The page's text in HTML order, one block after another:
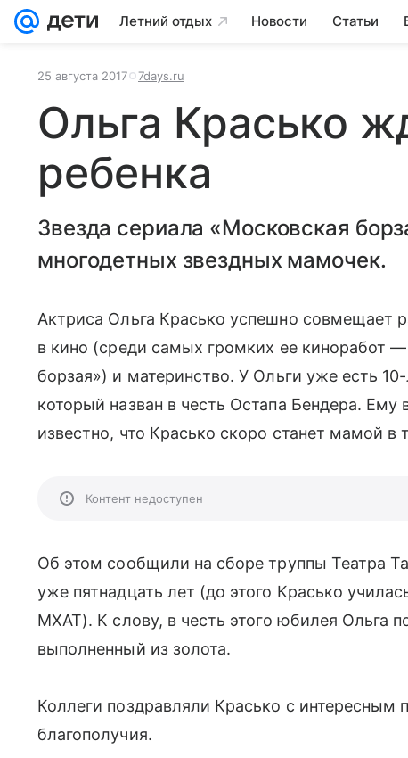
Летний отдых Новости Статьи
25 августа 2017 7days.ru
Ольга Красько
ребенка
Звезда сериала «Московская
многодетных звездных мамочек.
Актриса Ольга Красько успешно совмещает
в кино (среди самых громких ее киноработ
борзая») и материнство. У Ольги уже есть
который назван в честь Остапа Бендера. Ему
известно, что Красько скоро станет мамой в
Контент недоступен
Об этом сообщили на сборе труппы Театра
уже пятнадцать лет (до этого Красько
МХАТ). К слову, в честь этого юбилея Ольга
выполненный из золота.
Коллеги поздравляли Красько с
благополучия.